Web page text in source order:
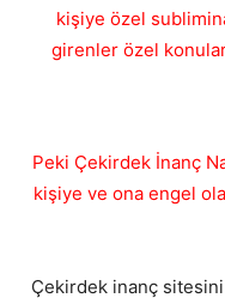
kişiye özel
girenler özel
Peki Çekirdek İnanç
kişiye ve ona engel
Çekirdek inanç